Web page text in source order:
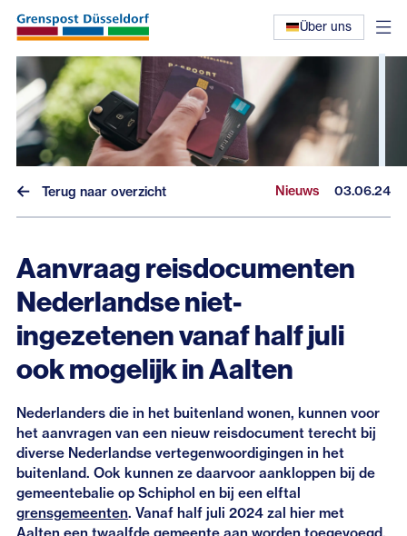
Über uns
Nieuws
Interviews
Eerdere nieuwsbrieven
Terug naar overzicht Nieuws 03.06.24
Aanvraag reisdocumenten
Nederlandse niet-
ingezetenen vanaf half juli
ook mogelijk in Aalten
Nederlanders die in het buitenland wonen, kunnen voor
het aanvragen van een nieuw reisdocument terecht bij
diverse Nederlandse vertegenwoordigingen in het
buitenland. Ook kunnen ze daarvoor aankloppen bij de
gemeentebalie op Schiphol en bij een elftal
grensgemeenten. Vanaf half juli 2024 zal hier met
Aalten een twaalfde gemeente aan worden toegevoegd.